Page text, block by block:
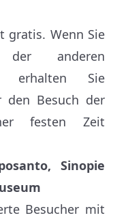
gratis. Wenn Sie
anderen
erhalten Sie
den Besuch der
festen Zeit
Sinopie
Besucher mit